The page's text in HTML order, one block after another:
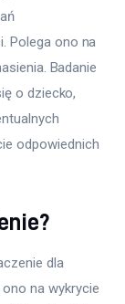
Polega ono na
Badanie
o dziecko,
odpowiednich
dla
na wykrycie